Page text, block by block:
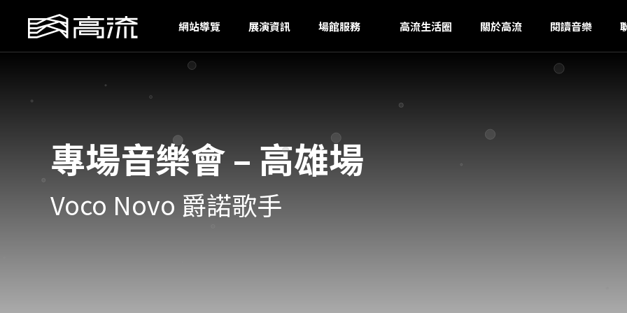
網站導覽 展演資訊 場館服務 高流生活圈 關於高流 閱讀音樂
專場音樂會 – 高雄場
Voco Novo 爵諾歌手